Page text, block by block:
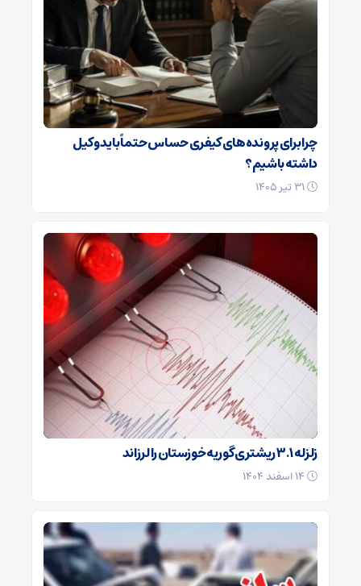
چرا برای پرونده‌های کیفری حساس حتماً باید وکیل
داشته باشیم؟
زلزله ۳.۱ ریشتری گوریه خوزستان را لرزاند